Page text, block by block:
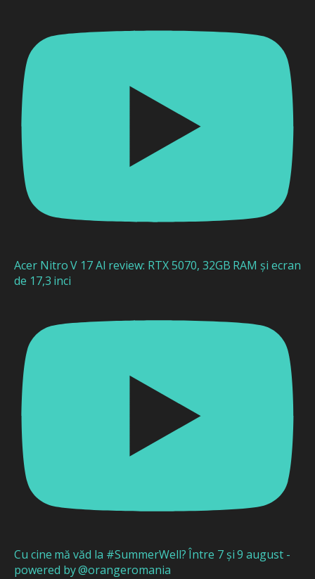
Acer Nitro V 17 AI review: RTX 5070, 32GB RAM și ecran
de 17,3 inci
Cu cine mă văd la #SummerWell? Între 7 și 9 august -
powered by @orangeromania